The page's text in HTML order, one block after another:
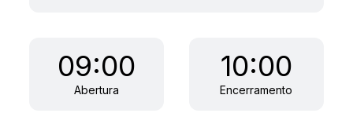
09:00
Abertura
10:00
Encerramento